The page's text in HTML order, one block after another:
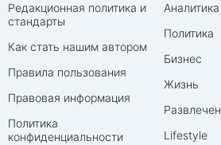
Редакционная политика и
стандарты
Как стать нашим автором
Правила пользования
Правовая информация
Политика
конфиденциальности
Аналитика
Политика
Бизнес
Жизнь
Lifestyle